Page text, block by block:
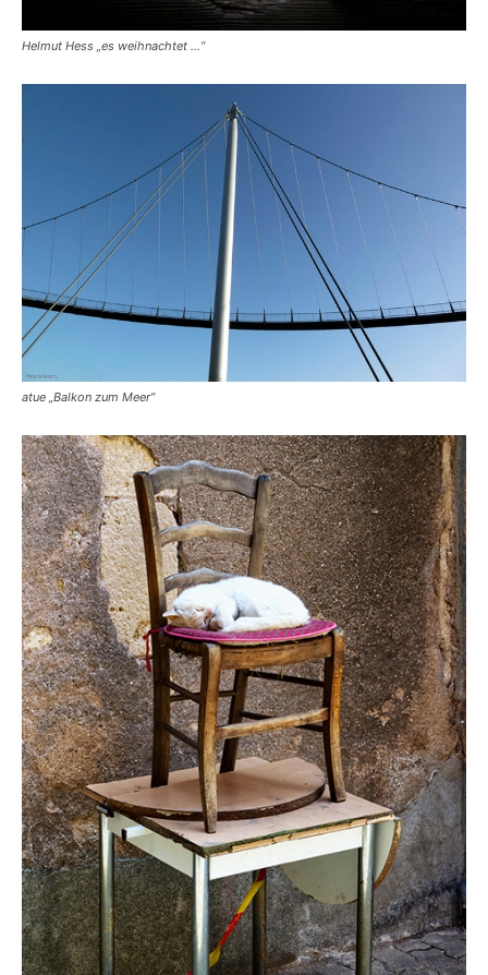
Helmut Hess „es weihnachtet …“
atue „Balkon zum Meer“